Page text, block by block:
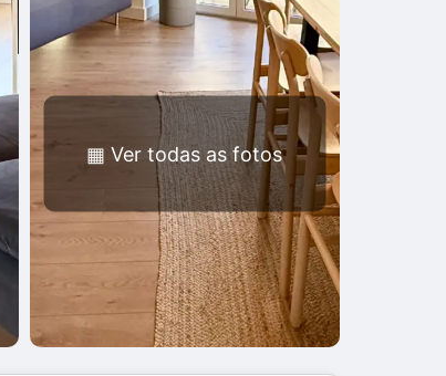
▦Ver todas as fotos